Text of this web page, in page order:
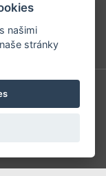
našimi
stránky